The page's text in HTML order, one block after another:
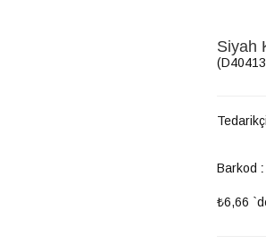
Siyah
Tedarikçi
Barkod :
₺6,66